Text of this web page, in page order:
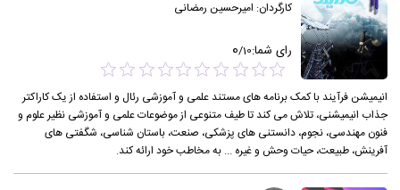
کارگردان: امیرحسین رمضانی
رای شما: 0/10
انیمیشن فرآیند با کمک برنامه های مستند علمی و آموزشی رئال و استفاده از یک کاراکتر
جذاب انیمیشنی، تلاش می کند تا طیف متنوعی از موضوعات علمی و آموزشی نظیر علوم و
فنون مهندسی، نجوم، دانستنی های پزشکی، صنعت، باستان شناسی، شگفتی های
آفرینش، طبیعت، حیات وحش و غیره ... به مخاطب خود ارائه کند.